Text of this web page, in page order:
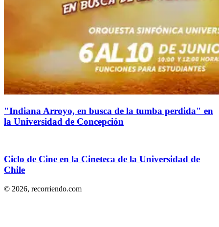
"Indiana Arroyo, en busca de la tumba perdida" en
la Universidad de Concepción
Ciclo de Cine en la Cineteca de la Universidad de
Chile
© 2026, recorriendo.com